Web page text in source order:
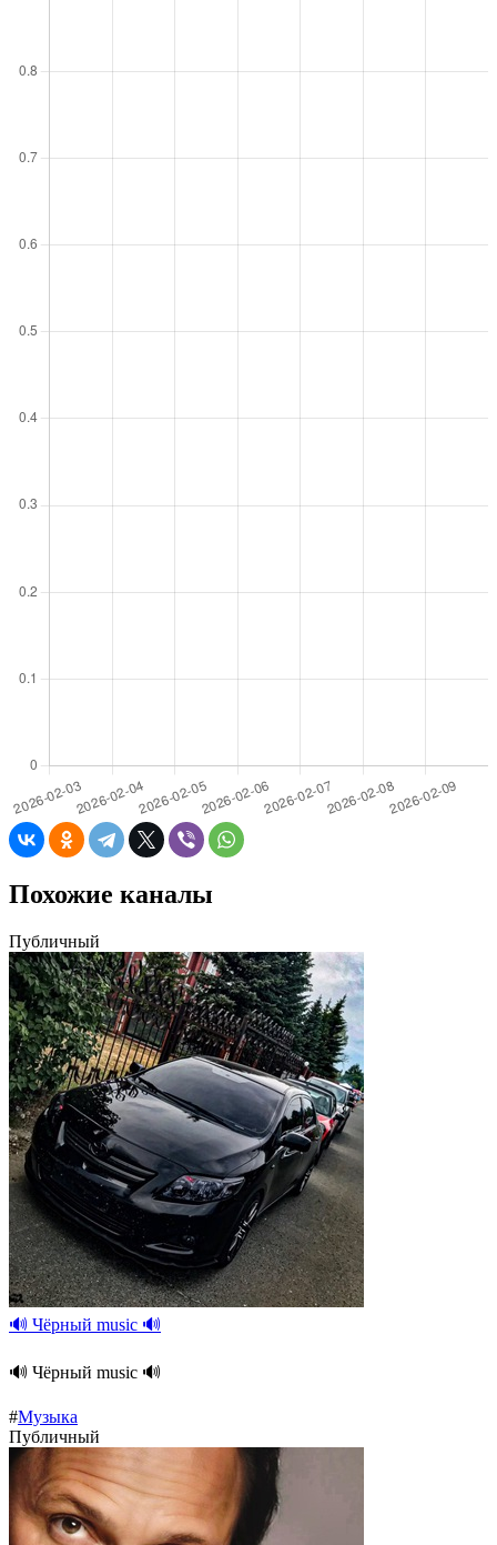
Похожие каналы
Публичный
🔊 Чёрный music 🔊
🔊 Чёрный music 🔊
#Музыка
Публичный